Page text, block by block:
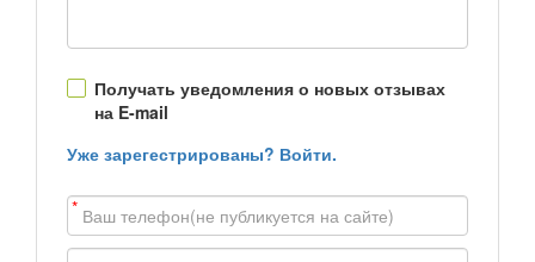
Получать уведомления о новых отзывах
на E-mail
Уже зарегестрированы? Войти.
*